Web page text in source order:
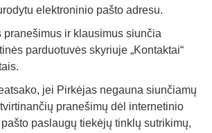
elektroninio pašto adresu.
pranešimus ir klausimus siunčia
parduotuvės skyriuje „Kontaktai“
jei Pirkėjas negauna siunčiamų
pranešimų dėl internetinio
paslaugų tiekėjų tinklų sutrikimų,